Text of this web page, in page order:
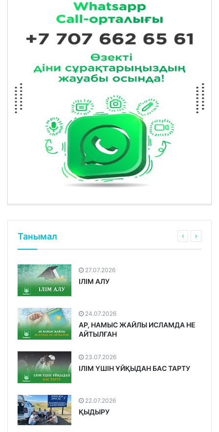
Танымал
27.07.2026
ІЛІМ АЛУ
24.07.2026
АР, НАМЫС ЖАЙЛЫ ИСЛАМДА НЕ
АЙТЫЛҒАН
23.07.2026
ІЛІМ ҮШІН ҰЙҚЫДАН БАС ТАРТУ
22.07.2026
ҚЫДЫРУ